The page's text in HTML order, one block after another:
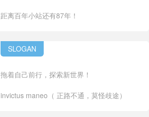
距离百年小站还有87年！
SLOGAN
拖着自己前行，探索新世界！
invictus maneo（ 正路不通，莫怪歧途）